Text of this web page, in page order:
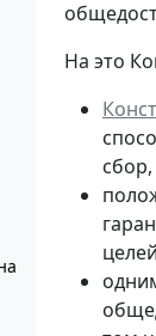
На это